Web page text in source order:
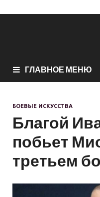
ГЛАВНОЕ МЕНЮ
БОЕВЫЕ ИСКУССТВА
Благой
побьет
третьем